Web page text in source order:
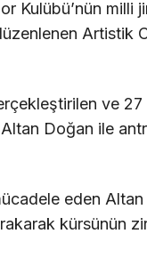
Kulübü’nün milli
Artistik
ve 27
Doğan ile
eden
kürsünün